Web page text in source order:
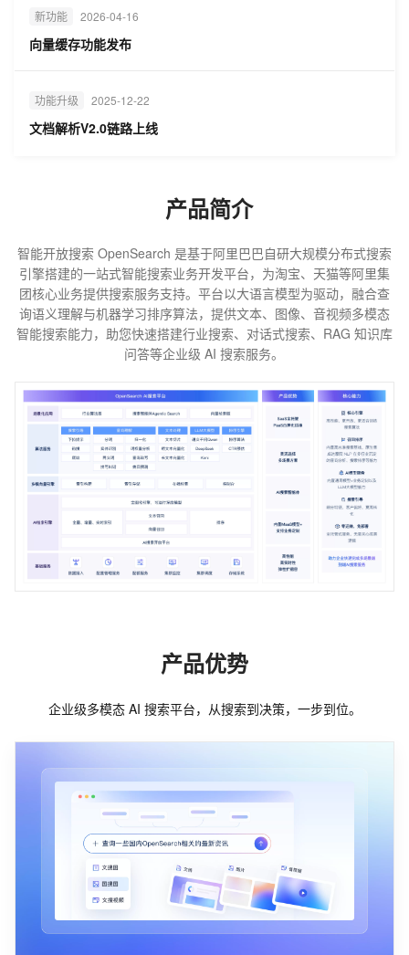
新功能 2026-04-16
向量缓存功能发布
功能升级 2025-12-22
文档解析V2.0链路上线
产品简介
智能开放搜索 OpenSearch 是基于阿里巴巴自研大规模分布式搜索
引擎搭建的一站式智能搜索业务开发平台，为淘宝、天猫等阿里集
团核心业务提供搜索服务支持。平台以大语言模型为驱动，融合查
询语义理解与机器学习排序算法，提供文本、图像、音视频多模态
智能搜索能力，助您快速搭建行业搜索、对话式搜索、RAG 知识库
问答等企业级 AI 搜索服务。
产品优势
企业级多模态 AI 搜索平台，从搜索到决策，一步到位。